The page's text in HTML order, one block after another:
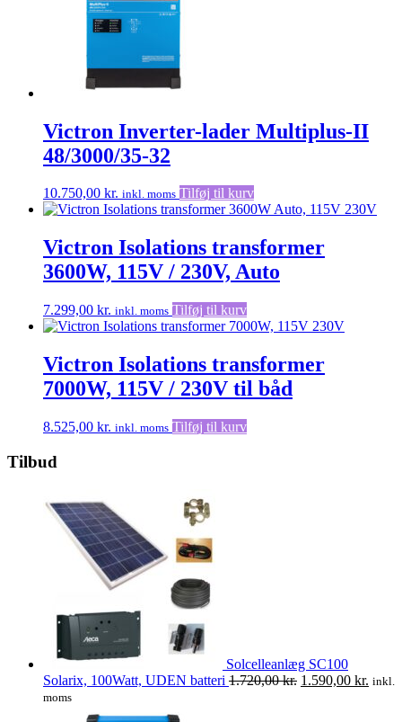
Victron Inverter-lader Multiplus-II
48/3000/35-32
10.750,00 kr. inkl. moms Tilføj til kurv
Victron Isolations transformer
3600W, 115V / 230V, Auto
7.299,00 kr. inkl. moms Tilføj til kurv
Victron Isolations transformer
7000W, 115V / 230V til båd
8.525,00 kr. inkl. moms Tilføj til kurv
Tilbud
Solcelleanlæg SC100
Solarix, 100Watt, UDEN batteri 1.720,00kr. Den
1.590,00 kr. Den
inkl.
moms